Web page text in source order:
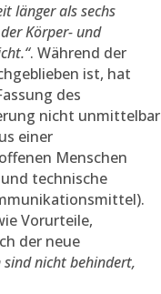
länger als sechs
Körper- und
. Während der
ist, hat
des
nicht unmittelbar
einer
Menschen
technische
Vorurteile,
der neue
sind nicht behindert,